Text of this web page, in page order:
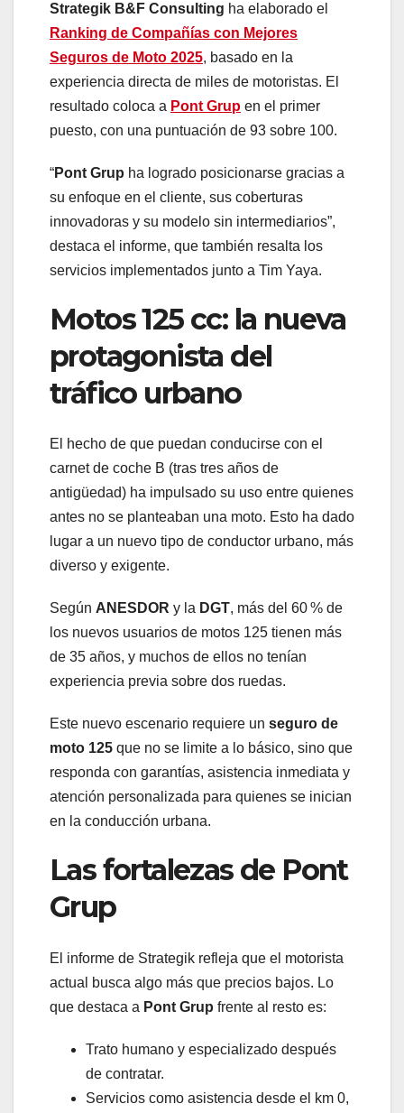
Strategik B&F Consulting ha elaborado el
Ranking de Compañías con Mejores
Seguros de Moto 2025, basado en la
experiencia directa de miles de motoristas. El
resultado coloca a Pont Grup en el primer
puesto, con una puntuación de 93 sobre 100.
“Pont Grup ha logrado posicionarse gracias a
su enfoque en el cliente, sus coberturas
innovadoras y su modelo sin intermediarios”,
destaca el informe, que también resalta los
servicios implementados junto a Tim Yaya.
Motos 125 cc: la nueva
protagonista del
tráfico urbano
El hecho de que puedan conducirse con el
carnet de coche B (tras tres años de
antigüedad) ha impulsado su uso entre quienes
antes no se planteaban una moto. Esto ha dado
lugar a un nuevo tipo de conductor urbano, más
diverso y exigente.
Según ANESDOR y la DGT, más del 60 % de
los nuevos usuarios de motos 125 tienen más
de 35 años, y muchos de ellos no tenían
experiencia previa sobre dos ruedas.
Este nuevo escenario requiere un seguro de
moto 125 que no se limite a lo básico, sino que
responda con garantías, asistencia inmediata y
atención personalizada para quienes se inician
en la conducción urbana.
Las fortalezas de Pont
Grup
El informe de Strategik refleja que el motorista
actual busca algo más que precios bajos. Lo
que destaca a Pont Grup frente al resto es:
Trato humano y especializado después
de contratar.
Servicios como asistencia desde el km 0,